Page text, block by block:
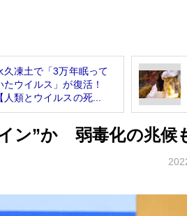
久凍土で「3万年眠って
たウイルス」が復活！
【人類とウイルスの死...
ン”か 弱毒化の兆候